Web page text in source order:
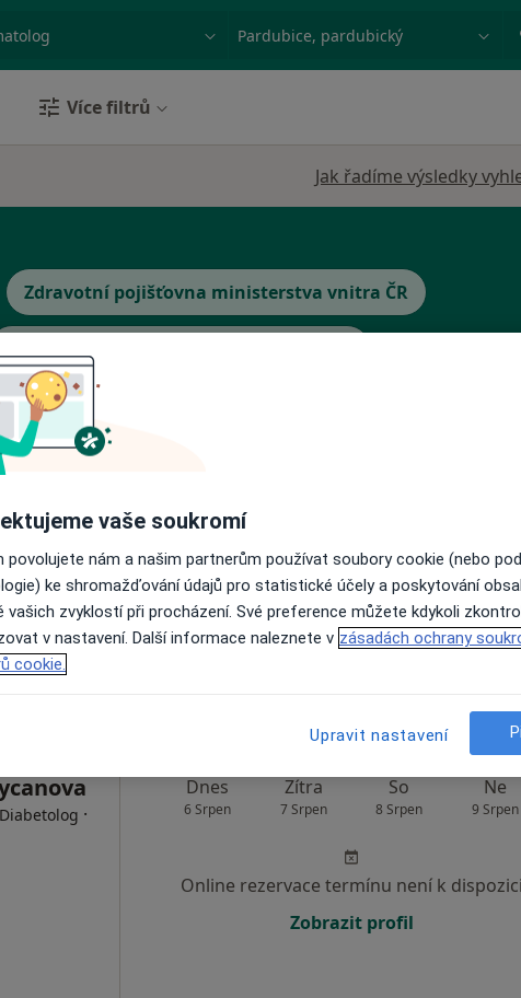
Více filtrů
Jak řadíme výsledky
Zdravotní pojišťovna ministerstva vnitra ČR
Zobrazit více
6 Srpen
Online rezervace termínu není k
Rezervovat termín
·
Dnes
6 Srpen
Zítra
7 Srpen
So
8 Srpen
Ne
9 Srpen
Online rezervace termínu není k dispozici
Zobrazit profil
vaše soukromí
povolujete nám a našim partnerům používat soubory cookie (nebo
ke shromažďování údajů pro statistické účely a poskytování
vašich zvyklostí při procházení. Své preference můžete kdykoli
v nastavení. Další informace naleznete v zásadách ochrany
cookie.
Upravit nastavení